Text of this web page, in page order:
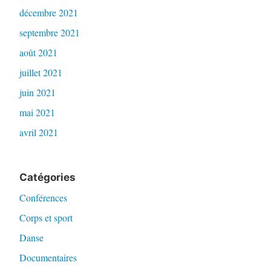
décembre 2021
septembre 2021
août 2021
juillet 2021
juin 2021
mai 2021
avril 2021
Catégories
Conférences
Corps et sport
Danse
Documentaires